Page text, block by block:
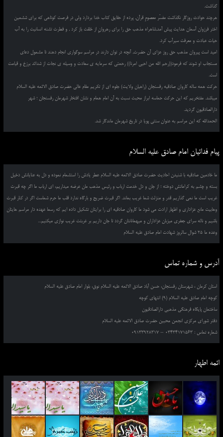
گذاشت.
هرچند حوادث روزگار نگذاشت مفسّر معصومِ قرآن, پرده از حقایق کتاب خدا بردارد ولی در فرصت کوتاهی که برای ششمین
اختر فرزوان آسمان هدایت پیش آمد,شاهراه مذهب حق را برای رهروانِ از خلقت باز کرد , و فطرت تشنه انسانیت را به آب
حیات عبادت و معرفت سیرآب کرد.
امید است پیروان مذهب حق روز عزای آن حضرت, آنچه در توان دارند در مراسم سوگواری انجام دهند تا مشمول دعای
مستجاب او شوند که فرمود((رحم الله من احیی امرنا)) رحمتی که سرمایه ی سعادت و وسیله ی نجات از شدائد برزخ و قیامت
است.
حرکت همه ساله کاروان صادقیه رفسنجان (راهیان ولایت) جلوه ای از تکریم مقام عالی حضرت صادق الائمه علیه السلام
میباشد. مفتخریم که این حرکت حماسه ابراز محبت نسبت به آن امام همام و نشان افتخار شهرمان رفسنجان ؛ شهر
دارالصادقیون گردید.
الحمدالله که این مراسم به عنوان سنتی پویا در تاریخ شهرمان ماندگار شد.
پیام فدائیان امام صادق علیه السلام
ما خادمین صادقیه با شنیدن احادیث حضرت صادق الائمه علیه السلام عطر یادش را استشمام نموده و دل به عنایاتش دخیل
بسته و چشم به کراماتش دوخته ؛ از جان و دل خدمت ارباب و رئیس مذهب مان عرضه میداریم، ای ارباب ما اگر چه قبرت
غریب است ما نمی گذاریم قدر و منزلت شما غریب بماند. اگر قبرت ضریح و بارگاه ندارد قلب ما حرم شماست اگر در کنار قبرت
وهابیت مانع عزاداری و اظهار ارادت می شود ما کاروان صادقیه ای را برایتان تشکیل داده ایم که رسما عهده دار مراسم هایتان
باشیم و ناله سرای جعفری میزبان عزاداران و میهمانانتان گردد تا جان داریم بر غربتت غریب نوازی میکنیم...
وعده ما 25 شوال سالروز شهادت امام صادق علیه السلام
آدرس و شماره تماس
استان کرمان ، شهرستان رفسنجان، حسن آباد صادق الائمه علیه السلام نوق، بلوار امام صادق علیه السلام
کوچه امام صادق علیه السلام (9) انتهای کوچه
ساختمان پایگاه فرهنگی مذهبی دارالصادقیون
دفتر شورای مرکزی انجمن محبین حضرت صادق الائمه علیه السلام
شماره تماس : 03434171563 – 09133928317
ائمه اطهار